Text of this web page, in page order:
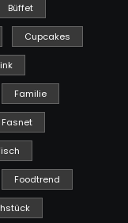
Büffet
Cupcakes
Familie
Fasnet
Foodtrend